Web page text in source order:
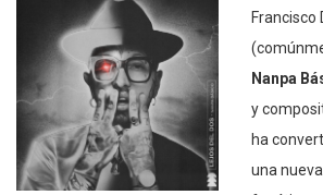
Francisco
Nanpa
y
ha
una